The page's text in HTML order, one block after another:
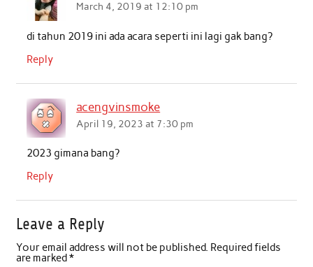
March 4, 2019 at 12:10 pm
di tahun 2019 ini ada acara seperti ini lagi gak bang?
Reply
acengvinsmoke
April 19, 2023 at 7:30 pm
2023 gimana bang?
Reply
Leave a Reply
Your email address will not be published. Required fields
are marked*